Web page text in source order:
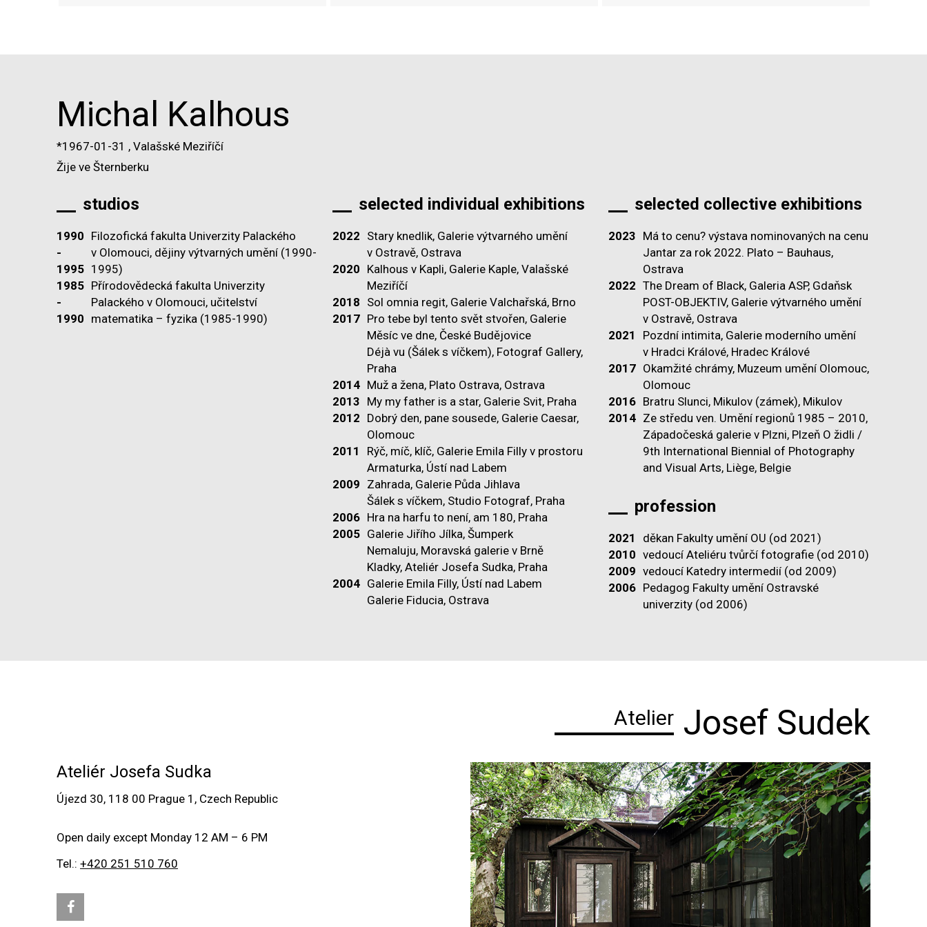
Michal Kalhous
*1967-01-31 , Valašské Meziříčí
Žije ve Šternberku
studios
1990
-
1995
Filozofická fakulta Univerzity Palackého
v Olomouci, dějiny výtvarných umění (1990-
1995)
1985
-
1990
Přírodovědecká fakulta Univerzity
Palackého v Olomouci, učitelství
matematika – fyzika (1985-1990)
selected individual exhibitions
2022 Stary knedlik, Galerie výtvarného umění
v Ostravě, Ostrava
2020 Kalhous v Kapli, Galerie Kaple, Valašské
Meziříčí
2018 Sol omnia regit, Galerie Valchařská, Brno
2017 Pro tebe byl tento svět stvořen, Galerie
Měsíc ve dne, České Budějovice
Déjà vu (Šálek s víčkem), Fotograf Gallery,
Praha
2014 Muž a žena, Plato Ostrava, Ostrava
2013 My my father is a star, Galerie Svit, Praha
2012 Dobrý den, pane sousede, Galerie Caesar,
Olomouc
2011
Rýč, míč, klíč, Galerie Emila Filly v prostoru
Armaturka, Ústí nad Labem
2009 Zahrada, Galerie Půda Jihlava
Šálek s víčkem, Studio Fotograf, Praha
2006 Hra na harfu to není, am 180, Praha
2005 Galerie Jiřího Jílka, Šumperk
Nemaluju, Moravská galerie v Brně
Kladky, Ateliér Josefa Sudka, Praha
2004 Galerie Emila Filly, Ústí nad Labem
Galerie Fiducia, Ostrava
selected collective exhibitions
2023 Má to cenu? výstava nominovaných na cenu
Jantar za rok 2022. Plato – Bauhaus,
Ostrava
2022 The Dream of Black, Galeria ASP, Gdaňsk
POST-OBJEKTIV, Galerie výtvarného umění
v Ostravě, Ostrava
2021
Pozdní intimita, Galerie moderního umění
v Hradci Králové, Hradec Králové
2017 Okamžité chrámy, Muzeum umění Olomouc,
Olomouc
2016 Bratru Slunci, Mikulov (zámek), Mikulov
2014 Ze středu ven. Umění regionů 1985 – 2010,
Západočeská galerie v Plzni, Plzeň O židli /
9th International Biennial of Photography
and Visual Arts, Liège, Belgie
profession
2021
děkan Fakulty umění OU (od 2021)
2010 vedoucí Ateliéru tvůrčí fotografie (od 2010)
2009 vedoucí Katedry intermedií (od 2009)
2006 Pedagog Fakulty umění Ostravské
univerzity (od 2006)
Atelier Josef Sudek
Ateliér Josefa Sudka
Újezd 30, 118 00 Prague 1, Czech Republic
Open daily except Monday 12 AM – 6 PM
Tel.: +420 251 510 760